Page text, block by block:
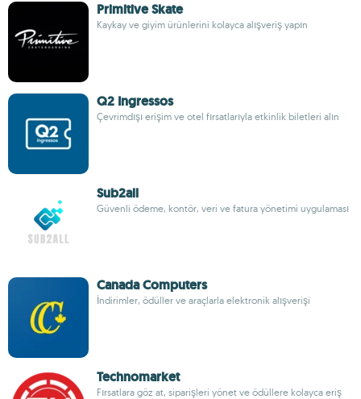
Primitive Skate
Kaykay ve giyim ürünlerini kolayca alışveriş yapın
Q2 Ingressos
Çevrimdışı erişim ve otel fırsatlarıyla etkinlik biletleri alın
Sub2all
Güvenli ödeme, kontör, veri ve fatura yönetimi uygulaması
Canada Computers
İndirimler, ödüller ve araçlarla elektronik alışverişi
Technomarket
Fırsatlara göz at, siparişleri yönet ve ödüllere kolayca eriş